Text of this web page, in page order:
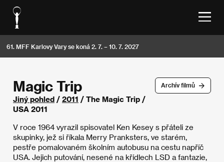
61. MFF Karlovy Vary se koná 2. 7. – 10. 7. 2027
Archív filmů
Magic Trip
Jiný pohled / 2011 / The Magic Trip /
USA 2011
V roce 1964 vyrazil spisovatel Ken Kesey s přáteli ze
skupinky, jež si říkala Merry Pranksters, ve starém,
pestře pomalovaném školním autobusu na cestu napříč
USA. Jejich putování, nesené na křídlech LSD a fantazie,